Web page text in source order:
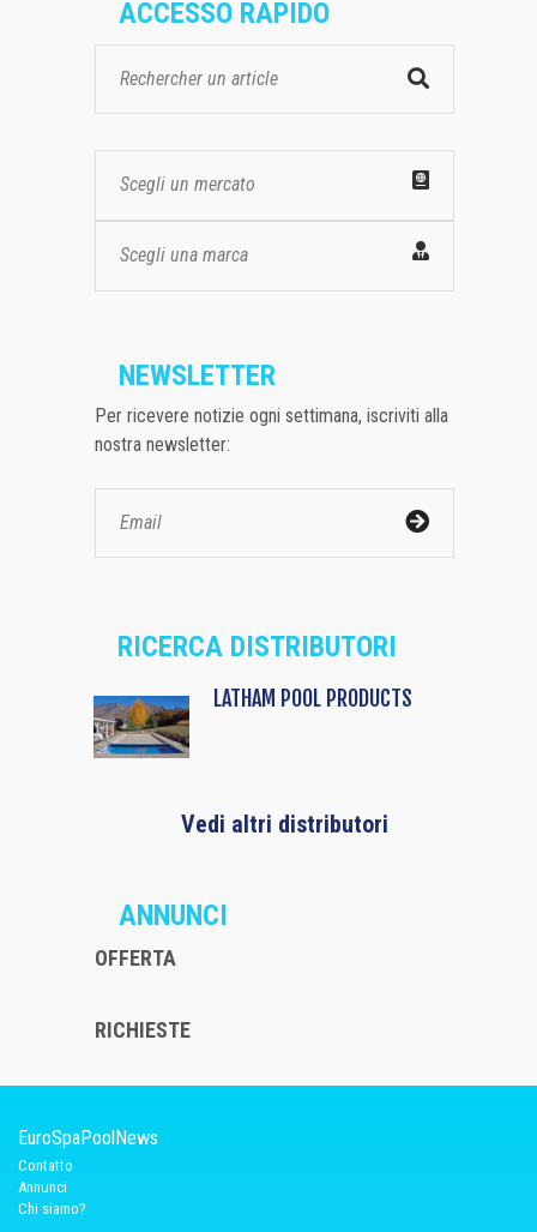
ACCESSO RAPIDO
Scegli un mercato
Scegli una marca
NEWSLETTER
Per ricevere notizie ogni settimana, iscriviti alla
nostra newsletter:
RICERCA DISTRIBUTORI
LATHAM POOL PRODUCTS
Vedi altri distributori
ANNUNCI
OFFERTA
RICHIESTE
EuroSpaPoolNews
Contatto
Annunci
Chi siamo?